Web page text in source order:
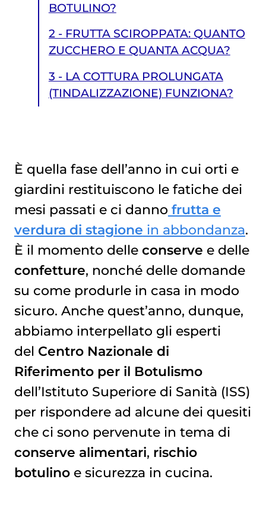
BOTULINO?
2 - FRUTTA SCIROPPATA: QUANTO
ZUCCHERO E QUANTA ACQUA?
3 - LA COTTURA PROLUNGATA
(TINDALIZZAZIONE) FUNZIONA?
È quella fase dell’anno in cui orti e
giardini restituiscono le fatiche dei
mesi passati e ci danno frutta e
verdura di stagione in abbondanza.
È il momento delle conserve e delle
confetture, nonché delle domande
su come produrle in casa in modo
sicuro. Anche quest’anno, dunque,
abbiamo interpellato gli esperti
del Centro Nazionale di
Riferimento per il Botulismo
dell’Istituto Superiore di Sanità (ISS)
per rispondere ad alcune dei quesiti
che ci sono pervenute in tema di
conserve alimentari, rischio
botulinoe sicurezza in cucina.